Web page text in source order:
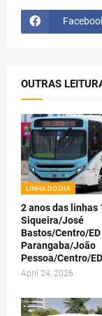
OUTRAS
LINHA DO DIA
2 anos das linhas
Siqueira/José
Bastos/Centro/
Parangaba/João
Pessoa/Centro/ED
April 24, 2026